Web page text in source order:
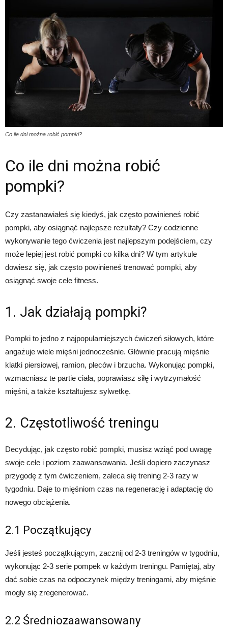
Co ile dni można robić pompki?
Co ile dni można robić
pompki?
Czy zastanawiałeś się kiedyś, jak często powinieneś robić
pompki, aby osiągnąć najlepsze rezultaty? Czy codzienne
wykonywanie tego ćwiczenia jest najlepszym podejściem, czy
może lepiej jest robić pompki co kilka dni? W tym artykule
dowiesz się, jak często powinieneś trenować pompki, aby
osiągnąć swoje cele fitness.
1. Jak działają pompki?
Pompki to jedno z najpopularniejszych ćwiczeń siłowych, które
angażuje wiele mięśni jednocześnie. Głównie pracują mięśnie
klatki piersiowej, ramion, pleców i brzucha. Wykonując pompki,
wzmacniasz te partie ciała, poprawiasz siłę i wytrzymałość
mięśni, a także kształtujesz sylwetkę.
2. Częstotliwość treningu
Decydując, jak często robić pompki, musisz wziąć pod uwagę
swoje cele i poziom zaawansowania. Jeśli dopiero zaczynasz
przygodę z tym ćwiczeniem, zaleca się trening 2-3 razy w
tygodniu. Daje to mięśniom czas na regenerację i adaptację do
nowego obciążenia.
2.1 Początkujący
Jeśli jesteś początkującym, zacznij od 2-3 treningów w tygodniu,
wykonując 2-3 serie pompek w każdym treningu. Pamiętaj, aby
dać sobie czas na odpoczynek między treningami, aby mięśnie
mogły się zregenerować.
2.2 Średniozaawansowany